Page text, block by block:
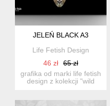
JELEŃ BLACK A3
Life Fetish Design
46 zł
65 zł
grafika od marki life fetish
design z kolekcji "wild